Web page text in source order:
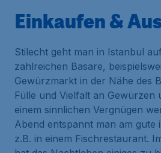
Einkaufen &
Stilecht geht man in Istanbul
zahlreichen Basare,
Gewürzmarkt in der Nähe des
Fülle und Vielfalt an Gewürzen
einem sinnlichen Vergnügen
Abend entspannt man am gute
z.B. in einem Fischrestaurant.